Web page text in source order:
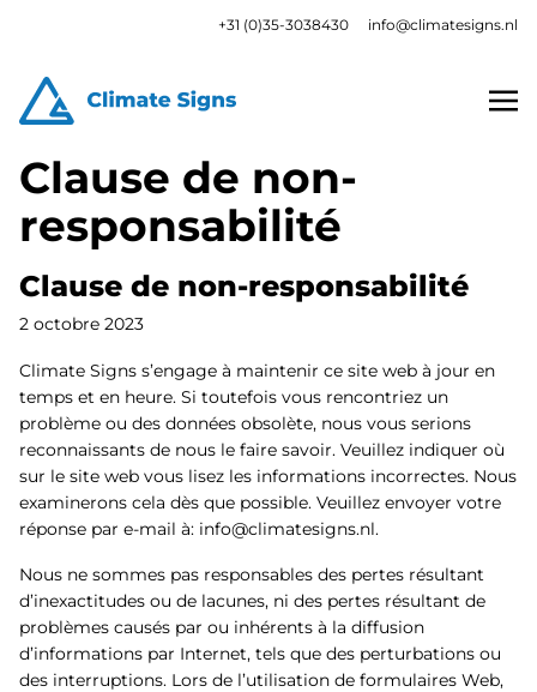
+31 (0)35-3038430 info@climatesigns.nl
Clause de non-
responsabilité
Clause de non-responsabilité
2 octobre 2023
Climate Signs s’engage à maintenir ce site web à jour en
temps et en heure. Si toutefois vous rencontriez un
problème ou des données obsolète, nous vous serions
reconnaissants de nous le faire savoir. Veuillez indiquer où
sur le site web vous lisez les informations incorrectes. Nous
examinerons cela dès que possible. Veuillez envoyer votre
réponse par e-mail à: info@climatesigns.nl.
Nous ne sommes pas responsables des pertes résultant
d’inexactitudes ou de lacunes, ni des pertes résultant de
problèmes causés par ou inhérents à la diffusion
d’informations par Internet, tels que des perturbations ou
des interruptions. Lors de l’utilisation de formulaires Web,